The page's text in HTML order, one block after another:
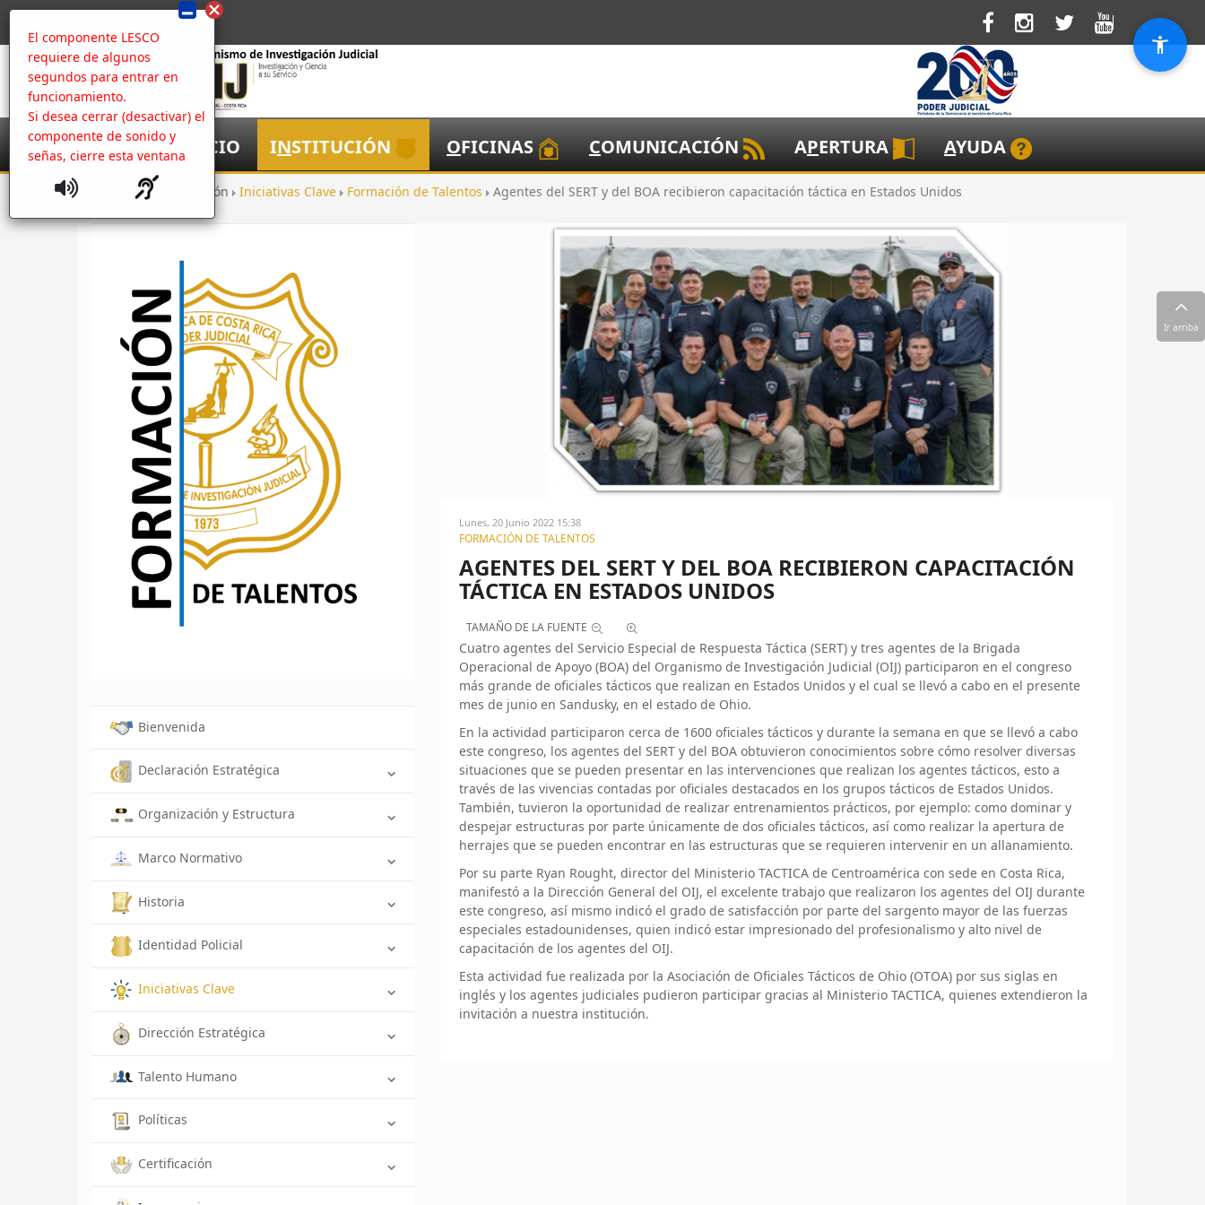
El componente LESCO
requiere de algunos
segundos para entrar en
funcionamiento.
Si desea cerrar (desactivar) el
componente de sonido y
señas, cierre esta ventana
NICIO INSTITUCIÓN OFICINAS COMUNICACIÓN APERTURA AYUDA
Inicio Institución Iniciativas Clave Formación de Talentos Agentes del SERT y del BOA recibieron capacitación táctica en Estados Unidos
Bienvenida
Declaración Estratégica
Organización y Estructura
Marco Normativo
Historia
Identidad Policial
Iniciativas Clave
Dirección Estratégica
Talento Humano
Políticas
Certificación
Lunes, 20 Junio 2022 15:38
FORMACIÓN DE TALENTOS
AGENTES DEL SERT Y DEL BOA RECIBIERON CAPACITACIÓN
TÁCTICA EN ESTADOS UNIDOS
TAMAÑO DE LA FUENTE
Cuatro agentes del Servicio Especial de Respuesta Táctica (SERT) y tres agentes de la Brigada
Operacional de Apoyo (BOA) del Organismo de Investigación Judicial (OIJ) participaron en el congreso
más grande de oficiales tácticos que realizan en Estados Unidos y el cual se llevó a cabo en el presente
mes de junio en Sandusky, en el estado de Ohio.
En la actividad participaron cerca de 1600 oficiales tácticos y durante la semana en que se llevó a cabo
este congreso, los agentes del SERT y del BOA obtuvieron conocimientos sobre cómo resolver diversas
situaciones que se pueden presentar en las intervenciones que realizan los agentes tácticos, esto a
través de las vivencias contadas por oficiales destacados en los grupos tácticos de Estados Unidos.
También, tuvieron la oportunidad de realizar entrenamientos prácticos, por ejemplo: como dominar y
despejar estructuras por parte únicamente de dos oficiales tácticos, así como realizar la apertura de
herrajes que se pueden encontrar en las estructuras que se requieren intervenir en un allanamiento.
Por su parte Ryan Rought, director del Ministerio TACTICA de Centroamérica con sede en Costa Rica,
manifestó a la Dirección General del OIJ, el excelente trabajo que realizaron los agentes del OIJ durante
este congreso, así mismo indicó el grado de satisfacción por parte del sargento mayor de las fuerzas
especiales estadounidenses, quien indicó estar impresionado del profesionalismo y alto nivel de
capacitación de los agentes del OIJ.
Esta actividad fue realizada por la Asociación de Oficiales Tácticos de Ohio (OTOA) por sus siglas en
inglés y los agentes judiciales pudieron participar gracias al Ministerio TACTICA, quienes extendieron la
invitación a nuestra institución.
Ir arriba